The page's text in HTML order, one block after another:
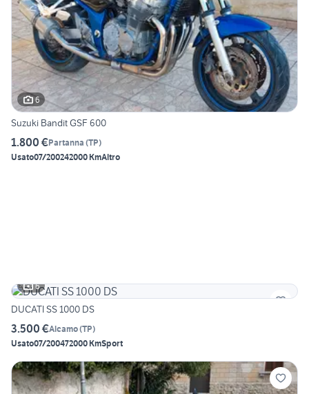
6
Suzuki Bandit GSF 600
1.800 €Partanna (TP)
Usato07/200242000 KmAltro
6
DUCATI SS 1000 DS
3.500 €Alcamo(TP)
Usato07/200472000 KmSport